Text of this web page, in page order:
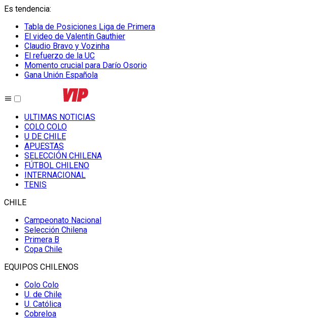
Es tendencia:
Tabla de Posiciones Liga de Primera
El video de Valentín Gauthier
Claudio Bravo y Vozinha
El refuerzo de la UC
Momento crucial para Darío Osorio
Gana Unión Española
ULTIMAS NOTICIAS
COLO COLO
U DE CHILE
APUESTAS
SELECCIÓN CHILENA
FÚTBOL CHILENO
INTERNACIONAL
TENIS
CHILE
Campeonato Nacional
Selección Chilena
Primera B
Copa Chile
EQUIPOS CHILENOS
Colo Colo
U. de Chile
U. Católica
Cobreloa